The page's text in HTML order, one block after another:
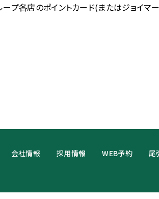
プ各店のポイントカード(またはジョイマ
会社情報 採用情報 WEB予約 尾